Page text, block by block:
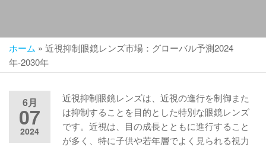
ホーム » 近視抑制眼鏡レンズ市場：グローバル予測2024
年-2030年
6月
07
2024
近視抑制眼鏡レンズは、近視の進行を制御また
は抑制することを目的とした特別な眼鏡レンズ
です。近視は、目の成長とともに進行すること
が多く、特に子供や若年層でよく見られる視力